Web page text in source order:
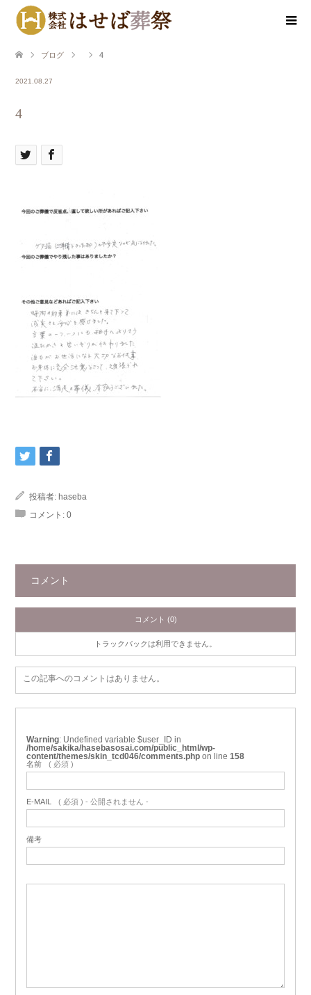
ブログ 4
2021.08.27
4
投稿者: haseba
コメント: 0
コメント
コメント (0)
トラックバックは利用できません。
この記事へのコメントはありません。
Warning : Undefined variable $user_ID in
/home/sakika/hasebasosai.com/public_html/wp-
content/themes/skin_tcd046/comments.php on line 158
名前 ( 必須 )
E-MAIL ( 必須 ) - 公開されません -
備考